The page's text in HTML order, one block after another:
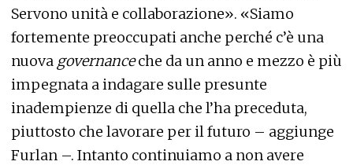
Servono unità e collaborazione». «Siamo
fortemente preoccupati anche perché c’è una
nuova governanceche da un anno e mezzo è più
impegnata a indagare sulle presunte
inadempienze di quella che l’ha preceduta,
piuttosto che lavorare per il futuro – aggiunge
Furlan –. Intanto continuiamo a non avere